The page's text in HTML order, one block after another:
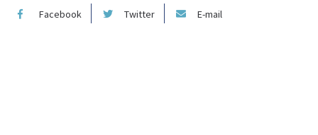
Facebook Twitter E-mail